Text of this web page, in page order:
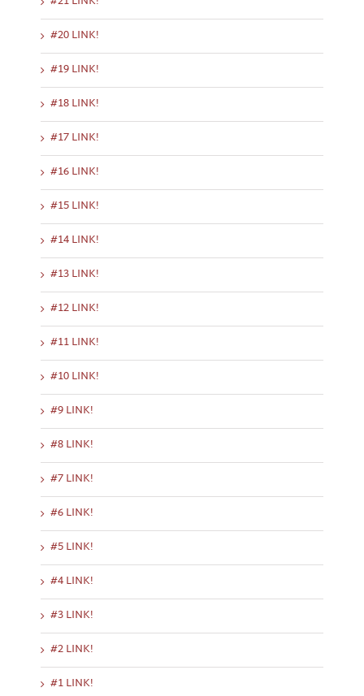
#20 LINK!
#19 LINK!
#18 LINK!
#17 LINK!
#16 LINK!
#15 LINK!
#14 LINK!
#13 LINK!
#12 LINK!
#11 LINK!
#10 LINK!
#9 LINK!
#8 LINK!
#7 LINK!
#6 LINK!
#5 LINK!
#4 LINK!
#3 LINK!
#2 LINK!
#1 LINK!